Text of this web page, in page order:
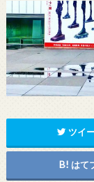
ツイ
はて